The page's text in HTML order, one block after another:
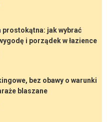
prostokątna: jak wybrać
i porządek w łazience
bez obawy o warunki
blaszane